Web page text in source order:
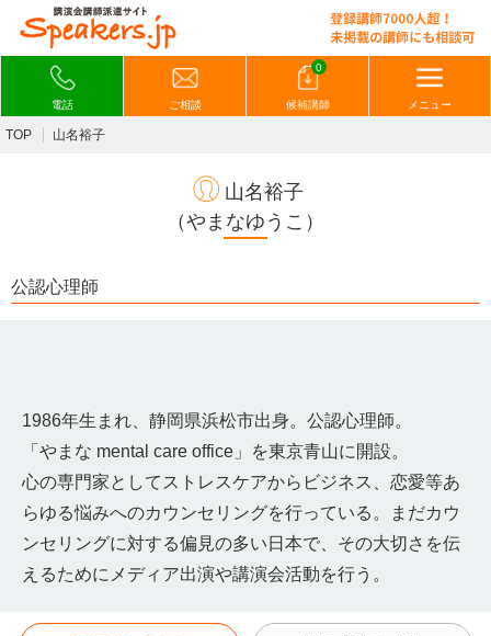
電話 ご相談
0
候補講師 メニュー
TOP 山名裕子
山名裕子
（やまなゆうこ）
公認心理師
1986年生まれ、静岡県浜松市出身。公認心理師。
「やまな mental care office」を東京青山に開設。
心の専門家としてストレスケアからビジネス、恋愛等あ
らゆる悩みへのカウンセリングを行っている。まだカウ
ンセリングに対する偏見の多い日本で、その大切さを伝
えるためにメディア出演や講演会活動を行う。